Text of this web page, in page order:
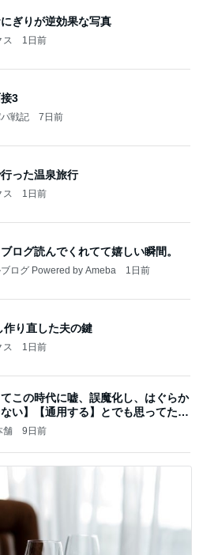
ぎりが逆効果な写真
ス 1日前
3
戦記 7日前
った温泉旅行
ス 1日前
ログ読んでくれてて嬉しい瞬間。
ログ Powered by Ameba 1日前
作り直した夫の鍵
ス 1日前
この時代に嘘、誤魔化し、はぐらか
い】【通用する】とでも思ってたん
舗 9日前